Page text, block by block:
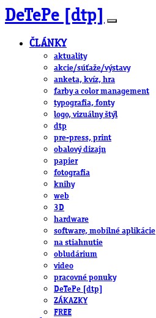
DeTePe [dtp]
ČLÁNKY
aktuality
akcie/súťaže/výstavy
anketa, kvíz, hra
farby a color management
typografia, fonty
logo, vizuálny štýl
dtp
pre-press, print
obalový dizajn
papier
fotografia
knihy
web
3D
hardware
software, mobilné aplikácie
na stiahnutie
obludárium
video
pracovné ponuky
DeTePe [dtp]
ZÁKAZKY
FREE